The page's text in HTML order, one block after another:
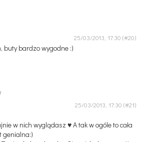
25/03/2013, 17:30
buty bardzo wygodne :)
25/03/2013, 17:30
w nich wyglądasz ♥ A tak w ogóle to cała
genialna:)